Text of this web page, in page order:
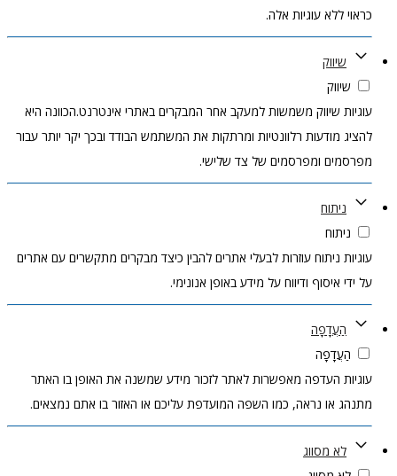
כראוי ללא עוגיות אלה.
שיווק
שיווק
עוגיות שיווק משמשות למעקב אחר המבקרים באתרי אינטרנט.הכוונה היא
להציג מודעות רלוונטיות ומרתקות את המשתמש הבודד ובכך יקר יותר עבור
מפרסמים ומפרסמים של צד שלישי.
ניתוח
ניתוח
עוגיות ניתוח עוזרות לבעלי אתרים להבין כיצד מבקרים מתקשרים עם אתרים
על ידי איסוף ודיווח על מידע באופן אנונימי.
הַעֲדָפָה
הַעֲדָפָה
עוגיות העדפה מאפשרות לאתר לזכור מידע שמשנה את האופן בו האתר
מתנהג או נראה, כמו השפה המועדפת עליכם או האזור בו אתם נמצאים.
לא מסווג